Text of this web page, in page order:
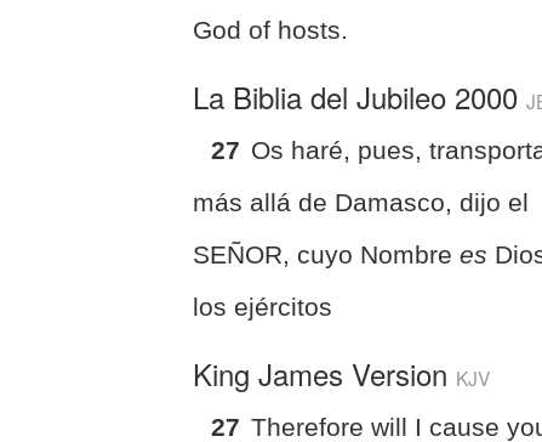
God of hosts.
La Biblia del Jubileo 2000
27 Os haré, pues,
más allá de Damasco, dijo el
SEÑOR, cuyo Nombrees
los ejércitos
King James Version KJV
27 Therefore will I cause